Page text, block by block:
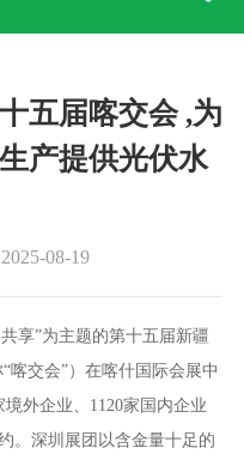
五届喀交会 ,为
产提供光伏水
08-19
享”为主题的第十五届新疆
喀交会”）在喀什国际会展中
外企业、1120家国内企业
。深圳展团以含金量十足的